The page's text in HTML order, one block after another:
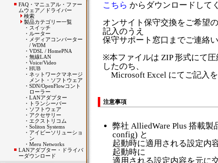
FAQ・マニュアル・ファー
ムウェア／ドライバー
検索
製品カテゴリー一覧
・ スイッチ
・ ルーター
・ メディアコンバーター
/ WDM
・ VDSL / HomePNA
・ 無線LAN
・ Voice/Video
・ HUB
・ ネットワークマネージ
メント・ソフトウェア
・ SDN/OpenFlowコント
ローラー
・ LANアダプター
・
トランシーバー
・ ソフトウェア
・ アクセサリー
・ エクストリコム
・ Soliton Systems
・ アイビーソリューショ
ン
・ Meru Networks
LANアダプター・ドライバ
ーダウンロード
こちら からダウンロードして
オンサイト保守交換をご希望
記入のうえ
保守サポート窓口までご連絡
※本ファイルは ZIP 形式にて
したのち、
Microsoft Excel にてご記入
注意事項
弊社 AlliedWare Plus 搭載
config) と
起動時に適用される設定内
起動時に
適用される設定内容を元に